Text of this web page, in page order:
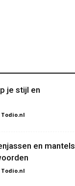
je stijl en
en mantels